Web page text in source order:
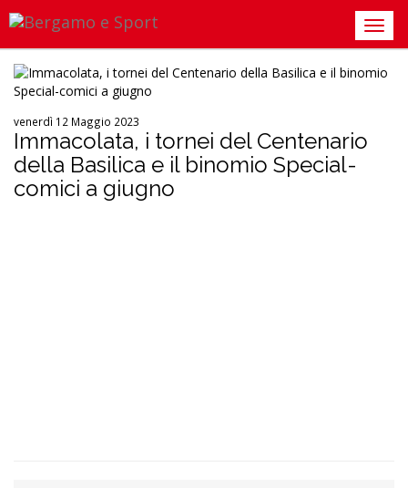
venerdì 12 Maggio 2023
Immacolata, i tornei del Centenario
della Basilica e il binomio Special-
comici a giugno